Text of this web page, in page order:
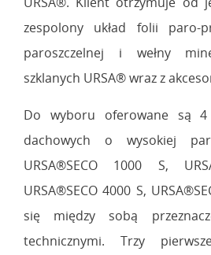
zespolony układ folii paro-
paroszczelnej i wełny
szklanych URSA® wraz z
Do wyboru oferowane są
dachowych o wysokiej
URSA®SECO 1000 S,
URSA®SECO 4000 S,
się między sobą
technicznymi. Trzy